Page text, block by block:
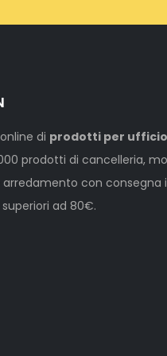
di prodotti per ufficio
prodotti di cancelleria,
con consegna
ad 80€.